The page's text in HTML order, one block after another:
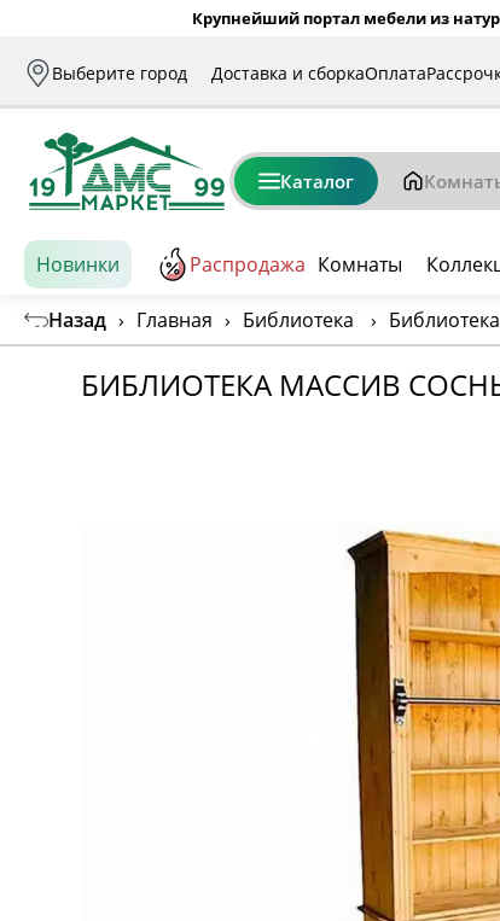
Крупнейший портал мебели из
Выберите город Доставка и сборкаОплата
Каталог
Новинки Распродажа Комнаты
Назад › Главная › Библиотека ›
БИБЛИОТЕКА МАССИВ СОСНЫ